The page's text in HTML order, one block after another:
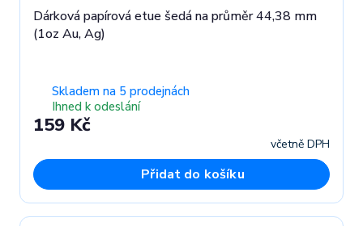
Dárková papírová etue šedá na průměr 44,38 mm
(1oz Au, Ag)
Skladem na 5 prodejnách
Ihned k odeslání
159 Kč
včetně DPH
Přidat do košíku